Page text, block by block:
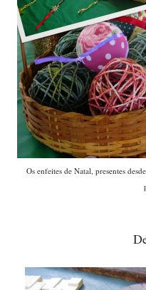
Os enfeites de Natal, presentes